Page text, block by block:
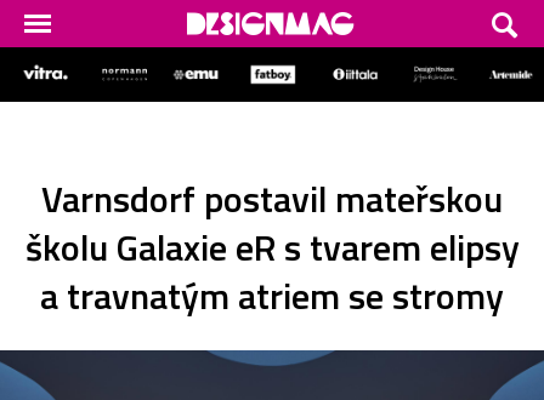
Varnsdorf postavil mateřskou
školu Galaxie eR s tvarem elipsy
a travnatým atriem se stromy